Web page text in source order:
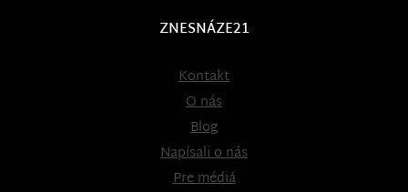
ZNESNÁZE21
Kontakt
O nás
Blog
Napísali o nás
Pre médiá